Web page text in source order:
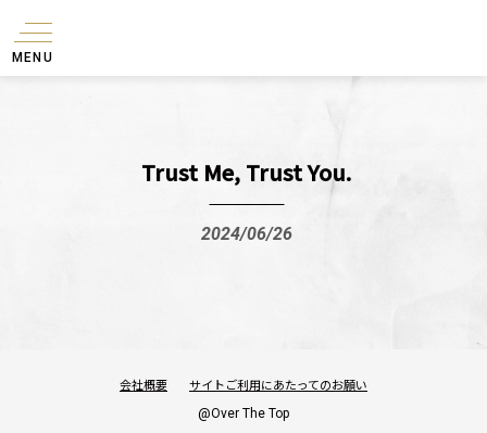
MENU
Trust Me, Trust You.
2024/06/26
会社概要 サイトご利用にあたってのお願い
@Over The Top